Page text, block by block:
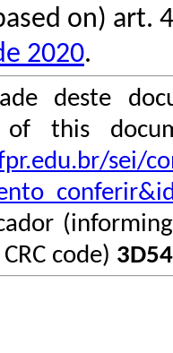
on) art.
2020.
deste
of this
sei/
code)